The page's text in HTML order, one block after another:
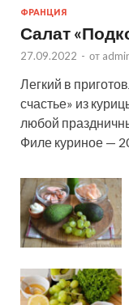
ФРАНЦИЯ
Салат
27.09.2022 - от
Легкий в
счастье» из
любой
Филе куриное —